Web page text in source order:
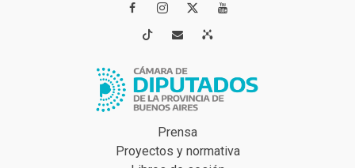
 
 
Prensa
Proyectos y normativa